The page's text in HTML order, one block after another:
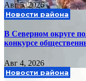
Авг 5, 2026
Новости района
В Северном округе
конкурсе
Авг 4, 2026
Новости района